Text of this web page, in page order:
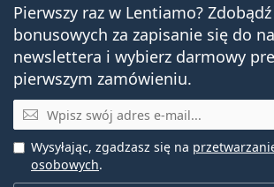
Pierwszy raz w Lentiamo?
bonusowych za zapisanie się do
newslettera i wybierz darmowy
pierwszym zamówieniu.
E-mail
Wysyłając, zgadzasz się na
osobowych.